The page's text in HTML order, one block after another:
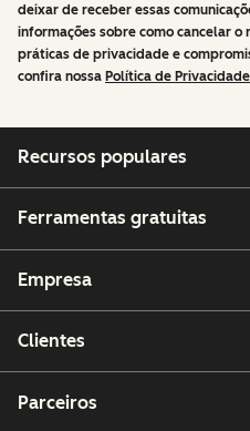
deixar de receber essas
informações sobre como cancelar o
práticas de privacidade e
confira nossa Política de Privacidade
Recursos populares
Ferramentas gratuitas
Empresa
Clientes
Parceiros